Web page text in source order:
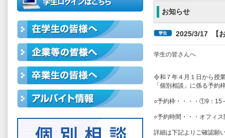
お知らせ
2025/3/17 【
学生の皆さんへ
令和７年４月１日から授
「個別相談」に係る予約
○予約枠・・・・①9：
○予約時間・・・オフィ
詳細は下記よりご確認願